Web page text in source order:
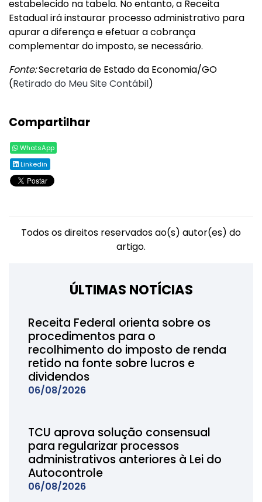
estabelecido na tabela. No entanto, a Receita
Estadual irá instaurar processo administrativo para
apurar a diferença e efetuar a cobrança
complementar do imposto, se necessário.
Fonte:Secretaria de Estado da Economia/GO
(Retirado do Meu Site Contábil)
Compartilhar
WhatsApp
Linkedin
Todos os direitos reservados ao(s) autor(es) do
artigo.
ÚLTIMAS NOTÍCIAS
Receita Federal orienta sobre os
procedimentos para o
recolhimento do imposto de renda
retido na fonte sobre lucros e
dividendos
06/08/2026
TCU aprova solução consensual
para regularizar processos
administrativos anteriores à Lei do
Autocontrole
06/08/2026